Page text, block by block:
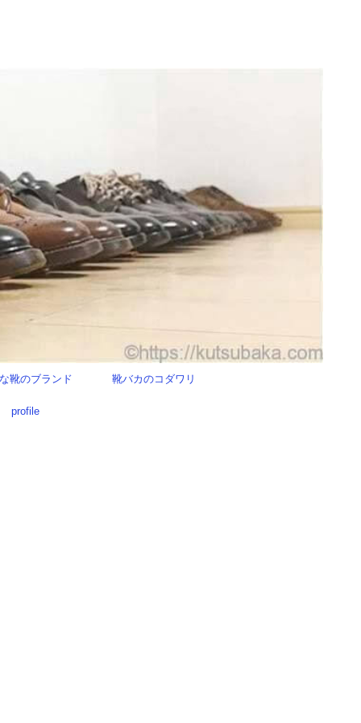
靴のブランド 靴バカのコダワリ
profile